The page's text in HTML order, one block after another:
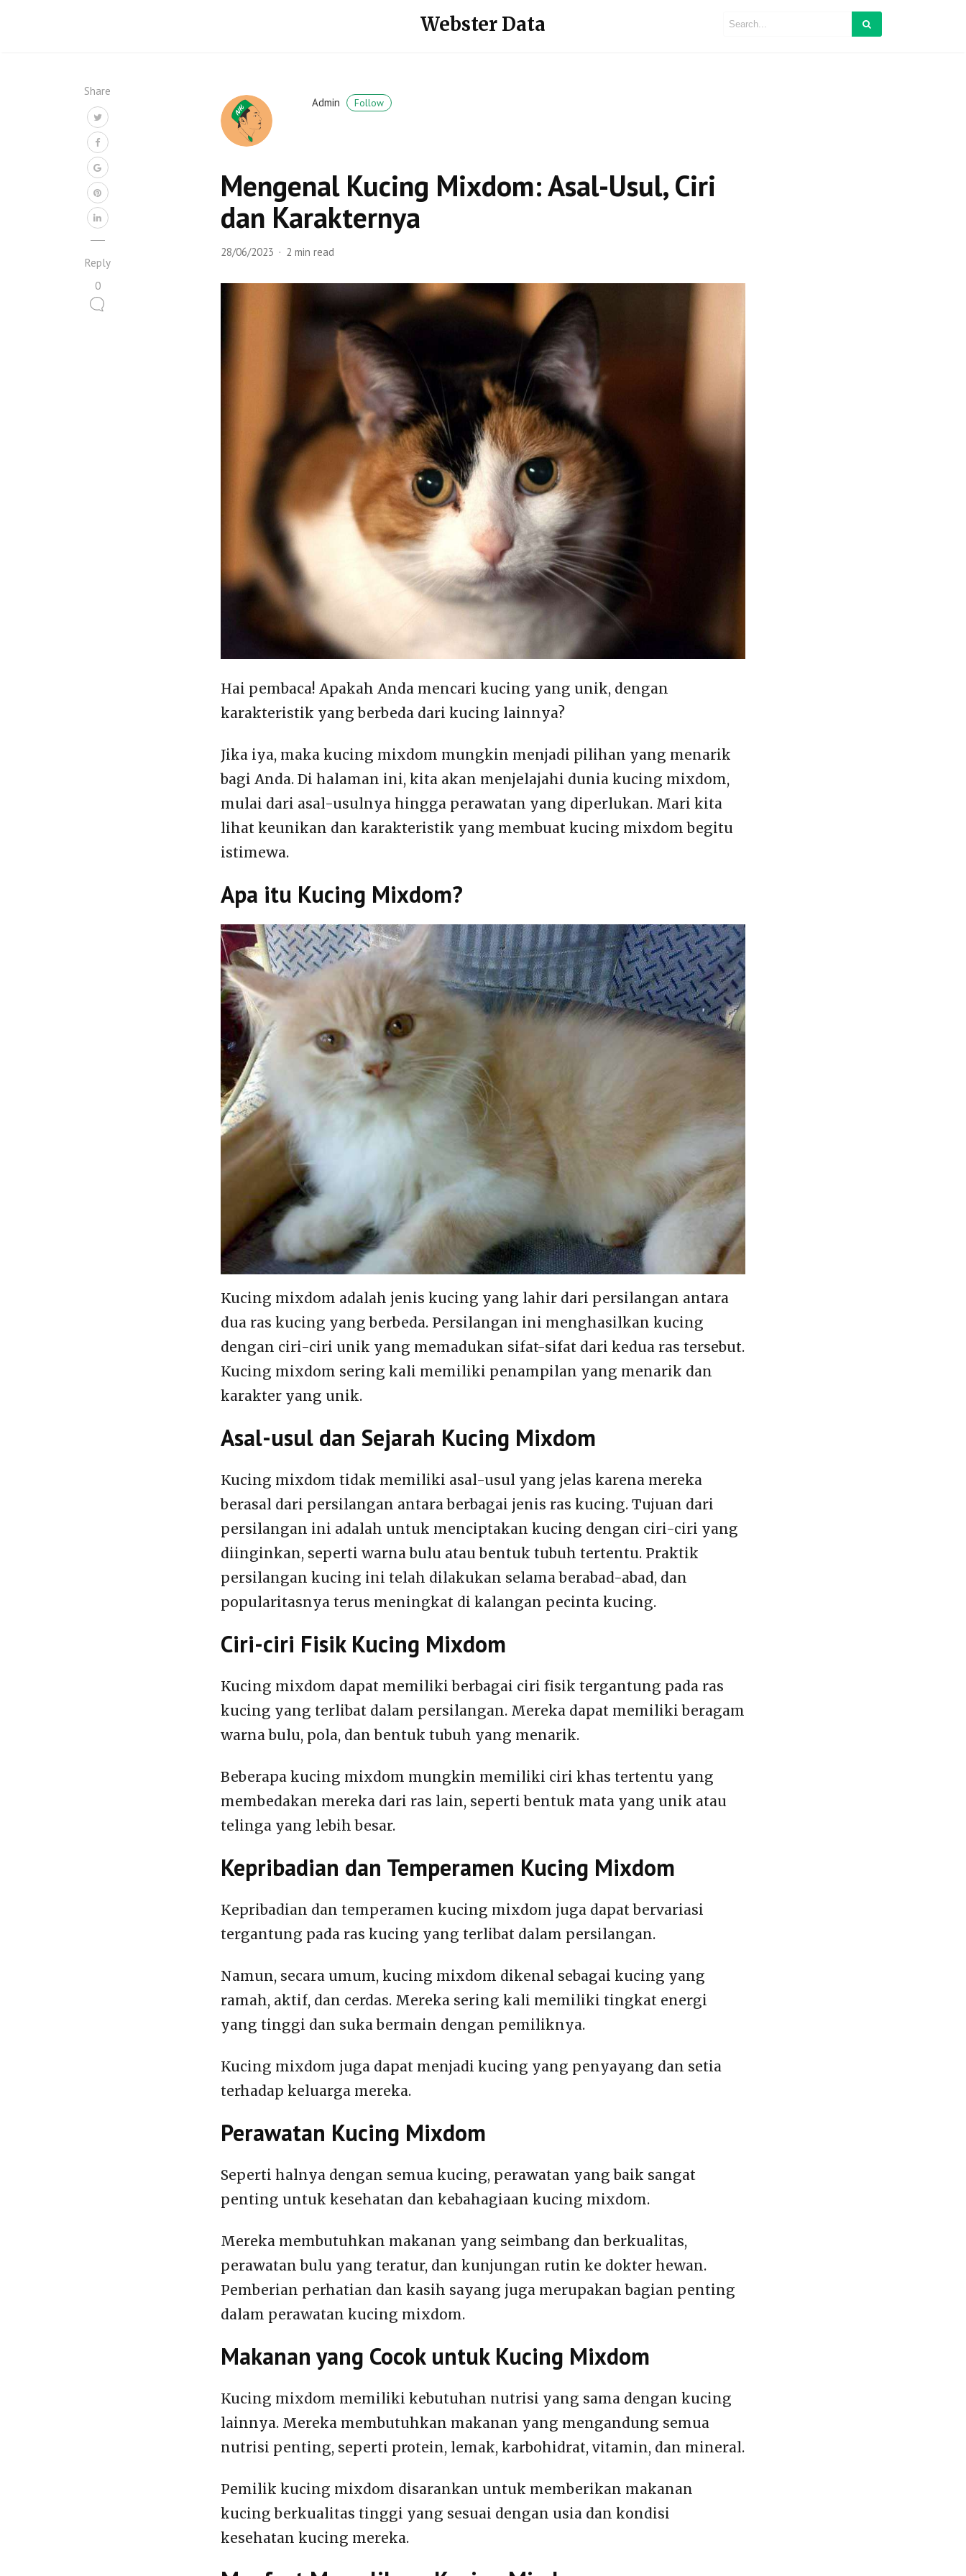
Webster Data
Share
Reply
0
Admin Follow
Mengenal Kucing Mixdom: Asal-Usul, Ciri
dan Karakternya
28/06/2023 2 min read
Hai pembaca! Apakah Anda mencari kucing yang unik, dengan
karakteristik yang berbeda dari kucing lainnya?
Jika iya, maka kucing mixdom mungkin menjadi pilihan yang menarik
bagi Anda. Di halaman ini, kita akan menjelajahi dunia kucing mixdom,
mulai dari asal-usulnya hingga perawatan yang diperlukan. Mari kita
lihat keunikan dan karakteristik yang membuat kucing mixdom begitu
istimewa.
Apa itu Kucing Mixdom?
Kucing mixdom adalah jenis kucing yang lahir dari persilangan antara
dua ras kucing yang berbeda. Persilangan ini menghasilkan kucing
dengan ciri-ciri unik yang memadukan sifat-sifat dari kedua ras tersebut.
Kucing mixdom sering kali memiliki penampilan yang menarik dan
karakter yang unik.
Asal-usul dan Sejarah Kucing Mixdom
Kucing mixdom tidak memiliki asal-usul yang jelas karena mereka
berasal dari persilangan antara berbagai jenis ras kucing. Tujuan dari
persilangan ini adalah untuk menciptakan kucing dengan ciri-ciri yang
diinginkan, seperti warna bulu atau bentuk tubuh tertentu. Praktik
persilangan kucing ini telah dilakukan selama berabad-abad, dan
popularitasnya terus meningkat di kalangan pecinta kucing.
Ciri-ciri Fisik Kucing Mixdom
Kucing mixdom dapat memiliki berbagai ciri fisik tergantung pada ras
kucing yang terlibat dalam persilangan. Mereka dapat memiliki beragam
warna bulu, pola, dan bentuk tubuh yang menarik.
Beberapa kucing mixdom mungkin memiliki ciri khas tertentu yang
membedakan mereka dari ras lain, seperti bentuk mata yang unik atau
telinga yang lebih besar.
Kepribadian dan Temperamen Kucing Mixdom
Kepribadian dan temperamen kucing mixdom juga dapat bervariasi
tergantung pada ras kucing yang terlibat dalam persilangan.
Namun, secara umum, kucing mixdom dikenal sebagai kucing yang
ramah, aktif, dan cerdas. Mereka sering kali memiliki tingkat energi
yang tinggi dan suka bermain dengan pemiliknya.
Kucing mixdom juga dapat menjadi kucing yang penyayang dan setia
terhadap keluarga mereka.
Perawatan Kucing Mixdom
Seperti halnya dengan semua kucing, perawatan yang baik sangat
penting untuk kesehatan dan kebahagiaan kucing mixdom.
Mereka membutuhkan makanan yang seimbang dan berkualitas,
perawatan bulu yang teratur, dan kunjungan rutin ke dokter hewan.
Pemberian perhatian dan kasih sayang juga merupakan bagian penting
dalam perawatan kucing mixdom.
Makanan yang Cocok untuk Kucing Mixdom
Kucing mixdom memiliki kebutuhan nutrisi yang sama dengan kucing
lainnya. Mereka membutuhkan makanan yang mengandung semua
nutrisi penting, seperti protein, lemak, karbohidrat, vitamin, dan mineral.
Pemilik kucing mixdom disarankan untuk memberikan makanan
kucing berkualitas tinggi yang sesuai dengan usia dan kondisi
kesehatan kucing mereka.